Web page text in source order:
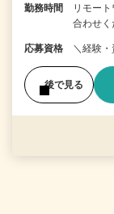
勤務時間
リモー
合わせく
応募資格 ＼経験
後で見る